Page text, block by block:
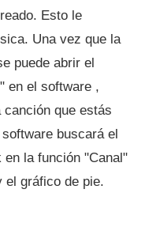
Esto le
Una vez que la
puede abrir el
en el software ,
que estás
buscará el
la función "Canal"
el gráfico de pie.